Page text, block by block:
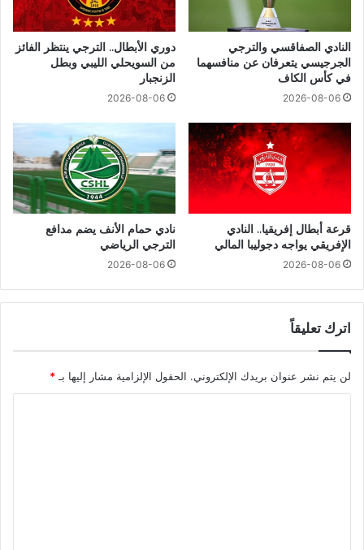
النادي الصفاقسي والترجي
الجرجيسي يتعرفان عن منافسهما
في كأس الكاف
2026-08-06
دوري الأبطال.. الترجي ينتظر الفائز
من السويحلي الليبي وبطل
الزنجبار
2026-08-06
قرعة أبطال إفريقيا.. النادي
الإفريقي يواجه دجوليبا المالي
2026-08-06
نادي حمام الأنف يضم مدافع
الترجي الرياضي
2026-08-06
اترك تعليقاً
لن يتم نشر عنوان بريدك الإلكتروني. الحقول الإلزامية مشار إليها بـ*